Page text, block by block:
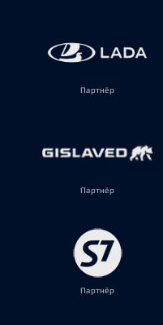
Партнёр
Партнёр
Партнёр